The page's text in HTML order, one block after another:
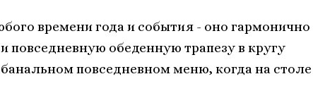
времени года и события - оно гармонично
повседневную обеденную трапезу в кругу
повседневном меню, когда на столе